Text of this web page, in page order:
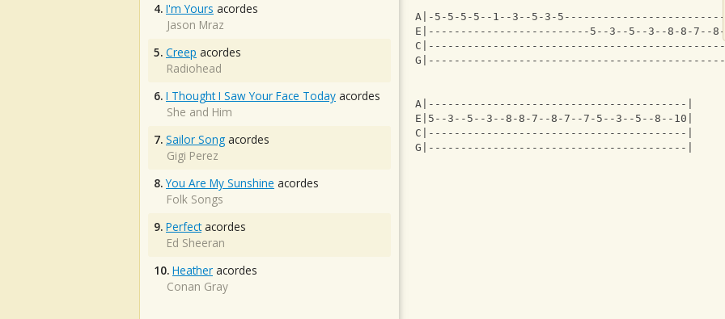
A|-5-5-5-5--1--3--5-3-
E|-------------------------5--3--5--3--8-8-7--8-
A|----------------------------------------|
E|5--3--5--3--8-8-7--8-7--7-5--3--5--8--10|
C|----------------------------------------|
G|----------------------------------------|
4. I'm Yours acordes
Jason Mraz
5. Creep acordes
Radiohead
6. I Thought I Saw Your Face Today acordes
She and Him
7. Sailor Song acordes
Gigi Perez
8. You Are My Sunshine acordes
Folk Songs
9. Perfectacordes
Ed Sheeran
10. Heather acordes
Conan Gray